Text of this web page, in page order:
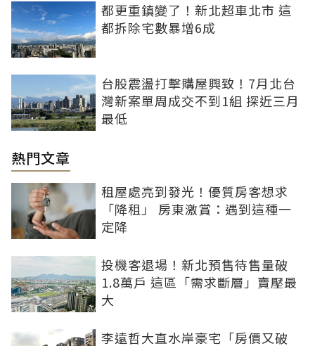
都更重鎮變了！新北超車北市 這
都拆除宅數暴增6成
台股震盪打擊購屋興致！7月北台
灣新案單周成交不到1組 探近三月
最低
熱門文章
租屋處亮到發光！優質房客想求
「降租」 房東激賞：遇到這種一
定降
投機客退場！新北預售待售量破
1.8萬戶 這區「需求斷層」賣壓最
大
李遠哲大直水岸豪宅「房價又破